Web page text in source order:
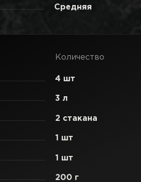
Средняя
Количество
4 шт
3 л
2 стакана
1 шт
1 шт
200 г